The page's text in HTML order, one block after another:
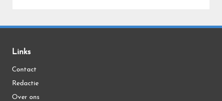
Links
Contact
Redactie
Over ons